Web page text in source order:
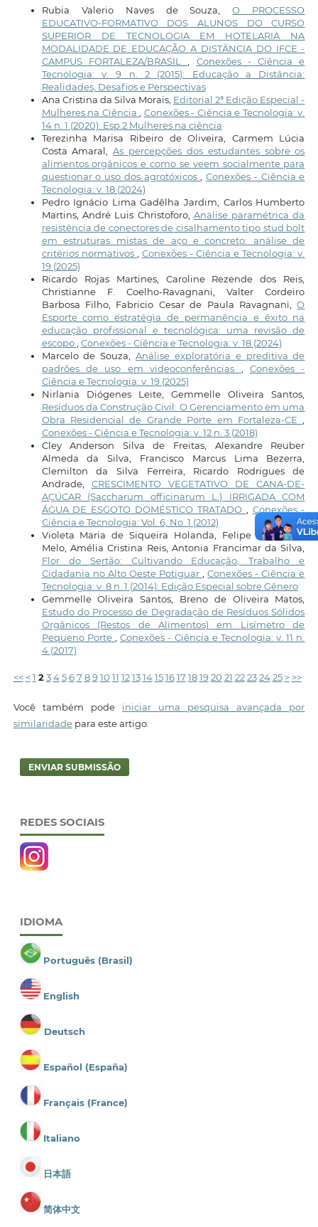
Rubia Valerio Naves de Souza,O PROCESSO
EDUCATIVO-FORMATIVO DOS ALUNOS DO CURSO
SUPERIOR DE TECNOLOGIA EM HOTELARIA NA
MODALIDADE DE EDUCAÇÃO A DISTÂNCIA DO IFCE -
CAMPUS FORTALEZA/BRASIL
Conexões - Ciência e
Tecnologia: v. 9 n. 2 (2015): Educação a Distância:
Realidades, Desafios e Perspectivas
Ana Cristina da Silva Morais, Editorial 2ª Edição Especial -
Mulheres na Ciência
Conexões - Ciência e Tecnologia: v.
14 n. 1 (2020): Esp.2 Mulheres na ciência
Terezinha Marisa Ribeiro de Oliveira, Carmem Lúcia
Costa Amaral,As percepções dos estudantes sobre os
alimentos orgânicos e como se veem socialmente para
questionar o uso dos agrotóxicos
,Conexões - Ciência e
Tecnologia: v. 18 (2024)
Pedro Ignácio Lima Gadêlha Jardim, Carlos Humberto
Martins, André Luis Christoforo, Análise paramétrica da
resistência de conectores de cisalhamento tipo stud bolt
em estruturas mistas de aço e concreto: análise de
critérios normativos
Conexões - Ciência e Tecnologia: v.
19 (2025)
Ricardo Rojas Martines, Caroline Rezende dos Reis,
Christianne F. Coelho-Ravagnani, Valter Cordeiro
Barbosa Filho, Fabricio Cesar de Paula Ravagnani,O
Esporte como estratégia de permanência e êxito na
educação profissional e tecnológica: uma revisão de
escopo Conexões - Ciência e Tecnologia: v. 18 (2024)
Marcelo de Souza,Análise exploratória e preditiva de
padrões de uso em videoconferências
,Conexões -
Ciência e Tecnologia: v. 19 (2025)
Nirlania Diógenes Leite, Gemmelle Oliveira Santos,
Resíduos da Construção Civil: O Gerenciamento em uma
Obra Residencial de Grande Porte em Fortaleza-CE
Conexões - Ciência e Tecnologia: v. 12 n. 3 (2018)
Cley Anderson Silva de Freitas, Alexandre Reuber
Almeda da Silva, Francisco Marcus Lima Bezerra,
Clemilton da Silva Ferreira, Ricardo Rodrigues de
Andrade, CRESCIMENTO VEGETATIVO DE CANA-DE-
AÇÚCAR (Saccharum officinarum L.) IRRIGADA COM
ÁGUA DE ESGOTO DOMÉSTICO TRATADO
Conexões -
Ciência e Tecnologia: Vol. 6, No. 1 (2012)
Violeta Maria de Siqueira Holanda, Felipe Morais de
Melo, Amélia Cristina Reis, Antonia Francimar da Silva,
Flor do Sertão: Cultivando Educação, Trabalho e
Cidadania no Alto Oeste Potiguar
,Conexões - Ciência e
Tecnologia: v. 8 n. 1 (2014): Edição Especial sobre Gênero
Gemmelle Oliveira Santos, Breno de Oliveira Matos,
Estudo do Processo de Degradação de Resíduos Sólidos
Orgânicos (Restos de Alimentos) em Lisímetro de
Pequeno Porte
,Conexões - Ciência e Tecnologia: v. 11 n.
4 (2017)
<< < 1 2 3 4 5 6 7 8 9 10 11 12 13 14 15 16 17 18 19 20 21 22 23 24 25 > >>
Você também pode iniciar uma pesquisa avançada por
similaridadepara este artigo.
ENVIAR SUBMISSÃO
REDES SOCIAIS
IDIOMA
Português (Brasil)
English
Deutsch
Español (España)
Français (France)
Italiano
日本語
简体中文